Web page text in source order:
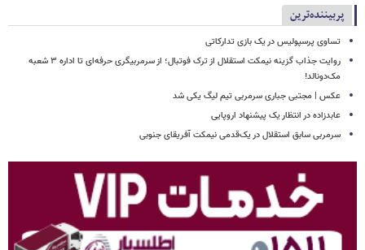
پربیننده‌ترین
تساوی پرسپولیس در یک بازی تدارکاتی
روایت جذاب گزینه نیمکت استقلال از ترک فوتبال؛ از سرمربیگری حرفه‌ای تا اداره ۳ شعبه
مک‌دونالد!
عکس | مجتبی جباری سرمربی تیم لیگ یکی شد
عابدزاده در انتظار یک پیشنهاد اروپایی
سرمربی سابق استقلال در یک‌قدمی نیمکت آفریقای جنوبی